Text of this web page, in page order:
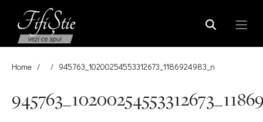
Home / / 945763_10200254553312673_1186924983_n